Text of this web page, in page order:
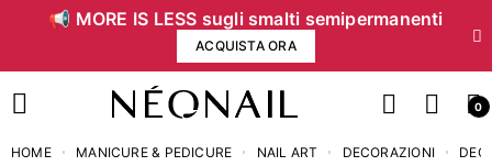
📢 MORE IS LESS sugli smalti semipermanenti
ACQUISTA ORA
0
HOME MANICURE & PEDICURE NAIL ART DECORAZIONI